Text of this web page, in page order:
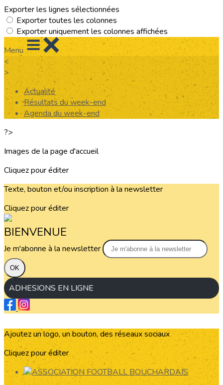
Exporter les lignes sélectionnées
Exporter toutes les colonnes
Exporter uniquement les colonnes affichées
Menu
<
>
Actualité
Résultats du week-end
Agenda du week-end
?>
Images de la page d'accueil
Cliquez pour éditer
Texte, bouton et/ou inscription à la newsletter
Cliquez pour éditer
BIENVENUE
Je m'abonne à la newsletter
OK
ADHESIONS EN LIGNE
Ajoutez un logo, un bouton, des réseaux sociaux
Cliquez pour éditer